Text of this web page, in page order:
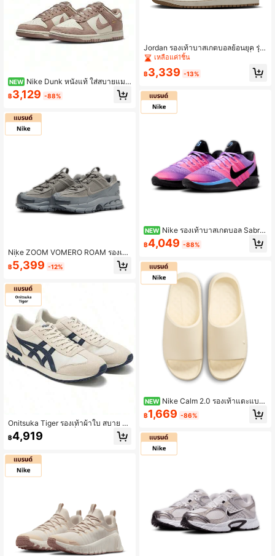
NEW Nike Dunk หนังแท้ ใส่สบายแมต
ช์ง่าย รองรับแรงกระแทก รองเท้าหุ้มส้น
รองเท้าผ้าใบผู้หญิง สีชมพูขาว
฿3,129 -88%
Nike ZOOM VOMERO ROAM รองเท้
าวิ่งลำลองคลาสสิก สวมใส่สบาย ระบา
ยอากาศได้ดี สำหรับทุกเพศ สีเทาอ่อน
฿5,399 -12%
Onitsuka Tiger รองเท้าผ้าใบ สบาย ใช้
ได้หลากหลาย สไตล์ที่ทันสมัย
฿4,919
Jordan รองเท้าบาสเกตบอลย้อนยุค รุ่น
1 "Desert Camo" ผู้หญิง แบบหัวต่ำ นุ่
มสบาย กันลื่น สีเบจ รุ่น: DC0774-203
เหลือแค่1ชิ้น
฿3,339 -13%
NEW Nike รองเท้าบาสเกตบอล Sabrin
a 3 ใส่สบาย รุ่น Unisex สีม่วงชมพู
฿4,049 -88%
NEW Nike Calm 2.0 รองเท้าแตะแบบ
สวม ใส่สบาย แมตช์ง่าย สำหรับผู้ชาย สี
เบจ
฿1,669 -86%